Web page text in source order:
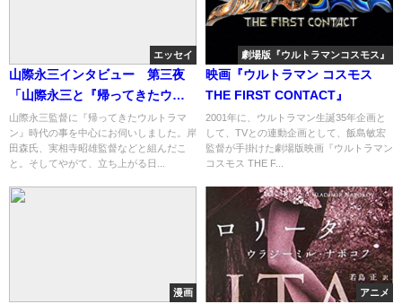
エッセイ
山際永三インタビュー 第三夜
「山際永三と『帰ってきたウル
トラマン』と」
山際永三監督に『帰ってきたウルトラマ
ン』時代の事を中心にお伺いしました。岸
田森氏、実相寺昭雄監督などと組んだこ
と。そしてやがて、立ち上がる日...
劇場版『ウルトラマンコスモス』
映画『ウルトラマン コスモス
THE FIRST CONTACT』
2001年に、ウルトラマン生誕35年企画と
して、TVとの連動企画として、飯島敏宏
監督が手掛けた劇場版映画『ウルトラマン
コスモス THE F...
漫画 アニメ